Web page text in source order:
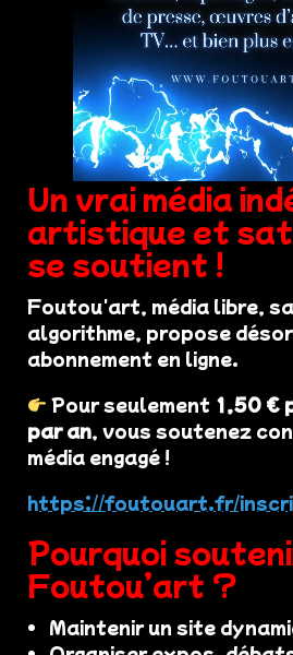
Un vrai média
artistique et
se soutient !
Foutou'art, média libre,
algorithme, propose
abonnement en ligne.
Pour seulement 1,50 €
par an, vous soutenez
média engagé !
https://foutouart.fr/
Pourquoi
Foutou’art ?
Maintenir un site